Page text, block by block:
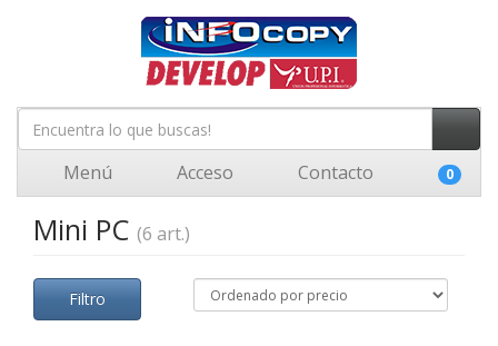
Menú Acceso Contacto 0
Mini PC (6 art.)
Filtro